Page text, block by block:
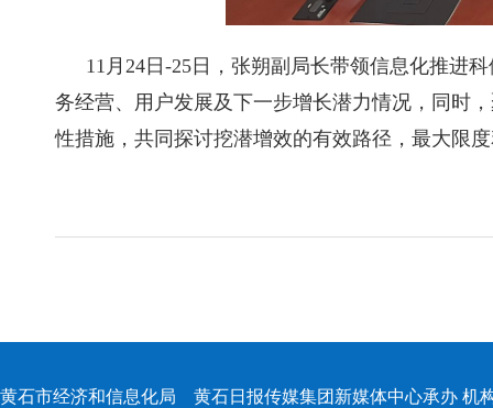
11月24日-25日，张朔副局长带领信息化推进
务经营、用户发展及下一步增长潜力情况，同时
性措施，共同探讨挖潜增效的有效路径，最大限
黄石市经济和信息化局 黄石日报传媒集团新媒体中心承办 机